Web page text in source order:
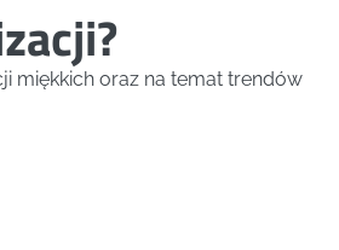
miękkich oraz na temat trendów